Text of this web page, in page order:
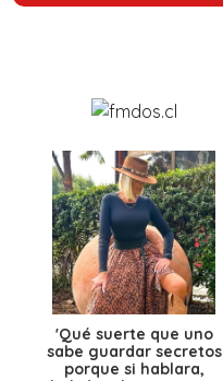
'Qué suerte que uno
sabe guardar secretos
porque si hablara,